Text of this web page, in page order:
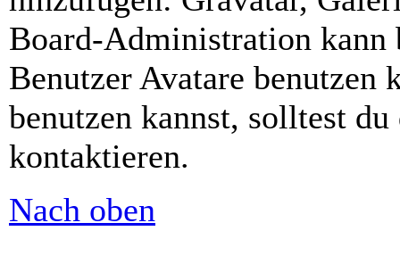
Board-Administration kann
Benutzer Avatare benutzen
benutzen kannst, solltest
kontaktieren.
Nach oben